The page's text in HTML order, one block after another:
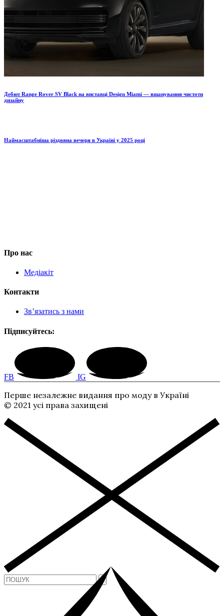
Дебют Range Rover SV Black на виставці Design Miami — вшанування чистоти
дизайну
Наймасштабніша різдвяна вечеря в Україні у 2025 році
Про нас
Медіакіт
Контакти
Зв’язатись з нами
Підписуйтесь:
FB IG
Перше незалежне видання про моду в Україні
© 2021 усі права захищені